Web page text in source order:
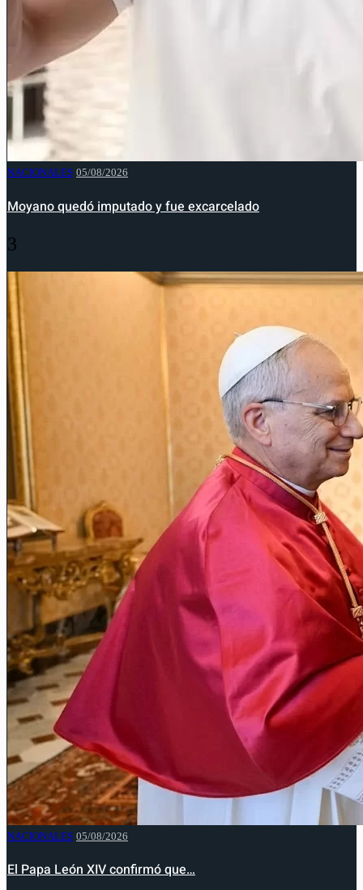
NACIONALES 05/08/2026
Moyano quedó imputado y fue excarcelado
3
NACIONALES 05/08/2026
El Papa León XIV confirmó que…